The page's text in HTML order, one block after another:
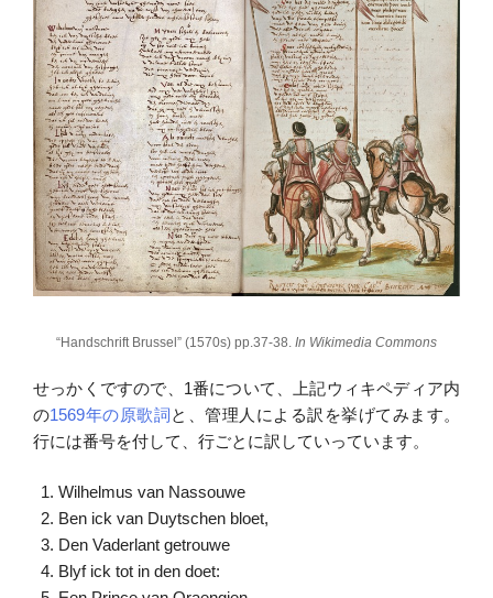
“Handschrift Brussel” (1570s) pp.37-38. In Wikimedia Commons
せっかくですので、1番について、上記ウィキペディア内
の1569年の原歌詞と、管理人による訳を挙げてみます。
行には番号を付して、行ごとに訳していっています。
Wilhelmus van Nassouwe
Ben ick van Duytschen bloet,
Den Vaderlant getrouwe
Blyf ick tot in den doet: